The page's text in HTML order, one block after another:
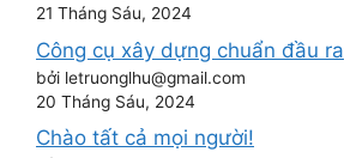
21 Tháng Sáu, 2024
Công cụ xây dựng chuẩn đầu ra
bởi letruonglhu@gmail.com
20 Tháng Sáu, 2024
Chào tất cả mọi người!